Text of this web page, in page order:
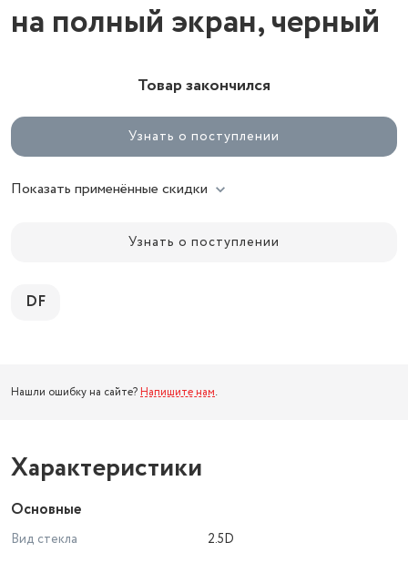
на полный экран, черный
Товар закончился
Узнать о поступлении
Показать применённые скидки
Узнать о поступлении
DF
Нашли ошибку на сайте? Напишите нам.
Характеристики
Основные
Вид стекла
2.5D